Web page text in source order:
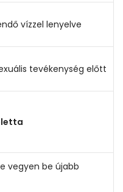
vízzel lenyelve
tevékenység előtt
vegyen be újabb